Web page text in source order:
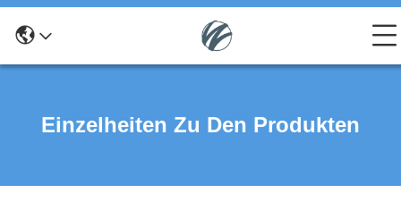
Einzelheiten Zu Den Produkten